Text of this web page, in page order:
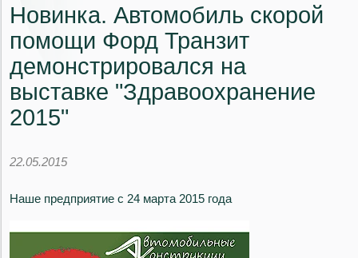
Новинка. Автомобиль скорой
помощи Форд Транзит
демонстрировался на
выставке "Здравоохранение
2015"
22.05.2015
Наше предприятие с 24 марта 2015 года